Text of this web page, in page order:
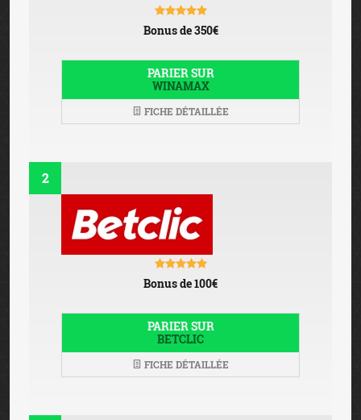
Bonus de 350€
PARIER SUR
WINAMAX
FICHE DÉTAILLÉE
2
Bonus de 100€
PARIER SUR
BETCLIC
FICHE DÉTAILLÉE